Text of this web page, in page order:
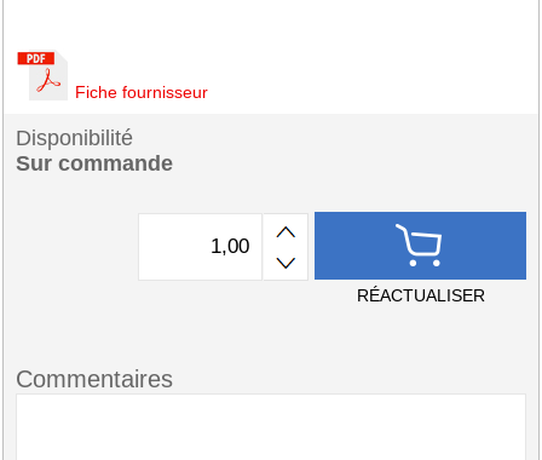
Fiche fournisseur
Disponibilité
Sur commande
RÉACTUALISER
Commentaires